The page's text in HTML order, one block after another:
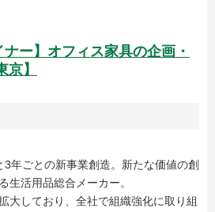
ナー】オフィス家具の企画・
】
年ごとの新事業創造。新たな価値の創
生活用品総合メーカー。
大しており、全社で組織強化に取り組